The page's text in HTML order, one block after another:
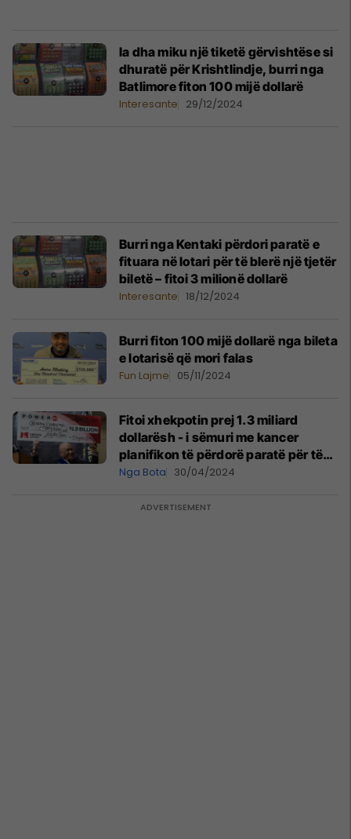
Ia dha miku një tiketë gërvishtëse si
dhuratë për Krishtlindje, burri nga
Batlimore fiton 100 mijë dollarë
Interesante 29/12/2024
Burri nga Kentaki përdori paratë e
fituara në lotari për të blerë një tjetër
biletë – fitoi 3 milionë dollarë
Interesante 18/12/2024
Burri fiton 100 mijë dollarë nga bileta
e lotarisë që mori falas
Fun Lajme 05/11/2024
Fitoi xhekpotin prej 1.3 miliard
dollarësh - i sëmuri me kancer
planifikon të përdorë paratë për të
'gjetur një mjek të mirë'
Nga Bota 30/04/2024